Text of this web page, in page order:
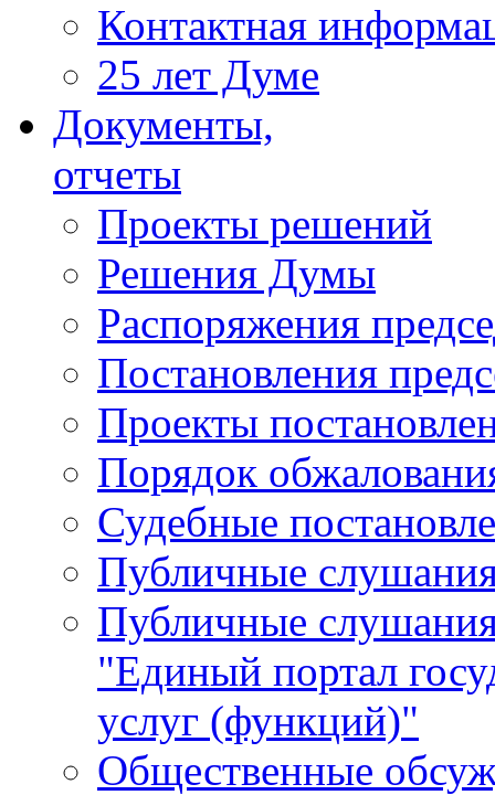
Контактная
25 лет Думе
Документы,
отчеты
Проекты решений
Решения Думы
Распоряжения
Постановления
Проекты
Порядок
Судебные
Публичные
Публичные
"Единый портал
услуг (функций)"
Общественные